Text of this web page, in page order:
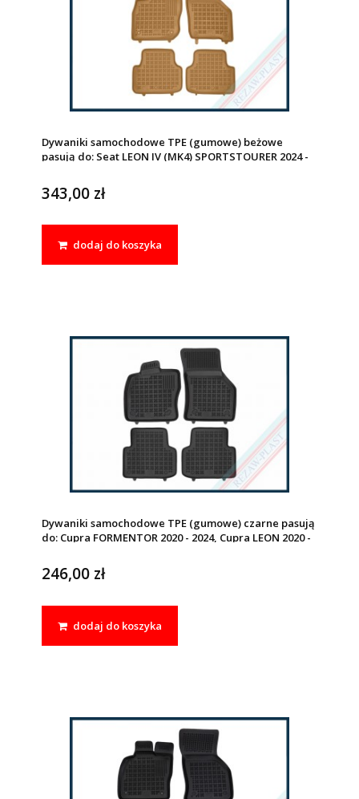
Dywaniki samochodowe TPE (gumowe) beżowe
pasują do: Seat LEON IV (MK4) SPORTSTOURER 2024 -
343,00 zł
dodaj do koszyka
Dywaniki samochodowe TPE (gumowe) czarne pasują
do: Cupra FORMENTOR 2020 - 2024, Cupra LEON 2020 -
246,00 zł
dodaj do koszyka